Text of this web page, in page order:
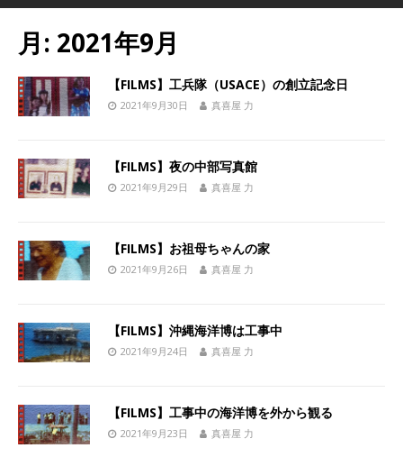
月: 2021年9月
【FILMS】工兵隊（USACE）の創立記念日
2021年9月30日 真喜屋 力
【FILMS】夜の中部写真館
2021年9月29日 真喜屋 力
【FILMS】お祖母ちゃんの家
2021年9月26日 真喜屋 力
【FILMS】沖縄海洋博は工事中
2021年9月24日 真喜屋 力
【FILMS】工事中の海洋博を外から観る
2021年9月23日 真喜屋 力